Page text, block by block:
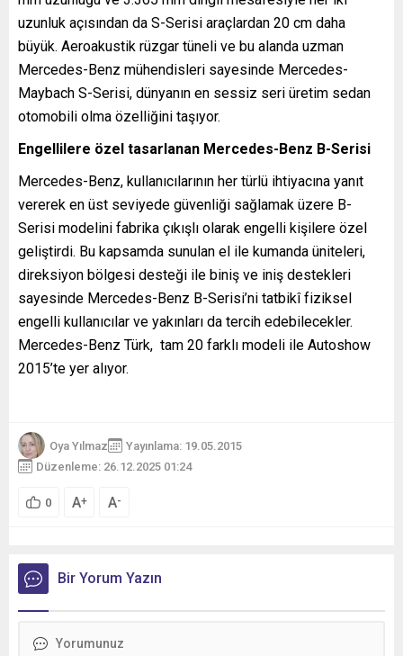
uzunluk açısından da S-Serisi araçlardan 20 cm daha
büyük. Aeroakustik rüzgar tüneli ve bu alanda uzman
Mercedes-Benz mühendisleri sayesinde Mercedes-
Maybach S-Serisi, dünyanın en sessiz seri üretim sedan
otomobili olma özelliğini taşıyor.
Engellilere özel tasarlanan Mercedes-Benz B-Serisi
Mercedes-Benz, kullanıcılarının her türlü ihtiyacına yanıt
vererek en üst seviyede güvenliği sağlamak üzere B-
Serisi modelini fabrika çıkışlı olarak engelli kişilere özel
geliştirdi. Bu kapsamda sunulan el ile kumanda üniteleri,
direksiyon bölgesi desteği ile biniş ve iniş destekleri
sayesinde Mercedes-Benz B-Serisi’ni tatbikî fiziksel
engelli kullanıcılar ve yakınları da tercih edebilecekler.
Mercedes-Benz Türk, tam 20 farklı modeli ile Autoshow
2015’te yer alıyor.
Oya Yılmaz
Yayınlama: 19.05.2015
Düzenleme: 26.12.2025 01:24
0 A+ A-
Bir Yorum Yazın